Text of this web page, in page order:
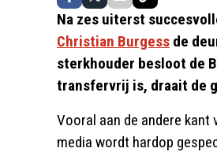
Na zes uiterst
Christian Burgess de
sterkhouder besloot de
transfervrij is, draait de
Vooral aan de andere kant
media wordt hardop